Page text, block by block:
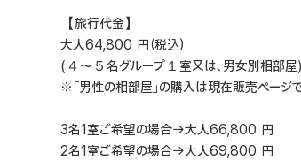
【旅行代金】
大人64,800 円（税込）
(４～５名グループ１室又は、男女別相部屋)
※「男性の相部屋」の購入は現在販売ページ
3名1室ご希望の場合→大人66,800 円
2名1室ご希望の場合→大人69,800 円